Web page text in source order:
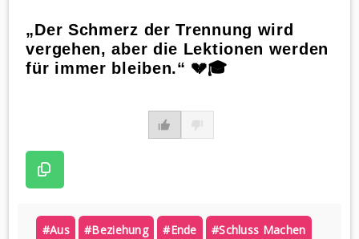
„Der Schmerz der Trennung wird
vergehen, aber die Lektionen werden
für immer bleiben.“ 💔🎓
#aus #beziehung #ende #schluss Machen